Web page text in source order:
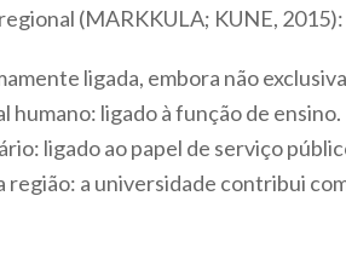
(MARKKULA; KUNE, 2015):
ligada, embora não
humano: ligado à função de ensino.
ligado ao papel de serviço
a universidade contribui